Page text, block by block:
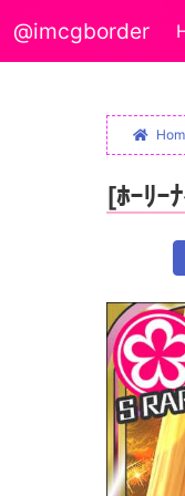
@imcgborder
[ﾎｰﾘｰ